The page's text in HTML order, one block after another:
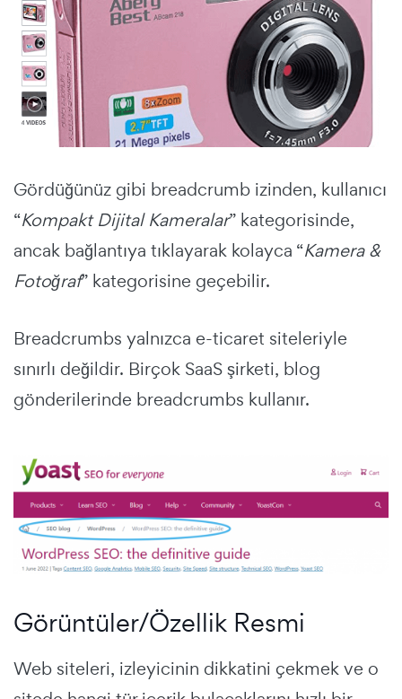
Gördüğünüz gibi breadcrumb izinden, kullanıcı
“Kompakt Dijital Kameralar” kategorisinde,
ancak bağlantıya tıklayarak kolayca “Kamera &
Fotoğraf” kategorisine geçebilir.
Breadcrumbs yalnızca e-ticaret siteleriyle
sınırlı değildir. Birçok SaaS şirketi, blog
gönderilerinde breadcrumbs kullanır.
Görüntüler/Özellik Resmi
Web siteleri, izleyicinin dikkatini çekmek ve o